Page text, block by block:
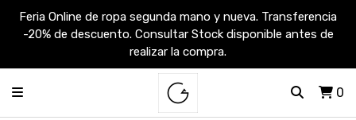
Feria Online de ropa segunda mano y nueva. Transferencia
-20% de descuento. Consultar Stock disponible antes de
realizar la compra.
0